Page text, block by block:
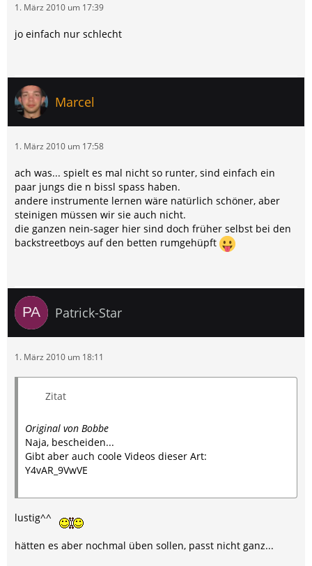
1. März 2010 um 17:39
jo einfach nur schlecht
Marcel
1. März 2010 um 17:58
ach was... spielt es mal nicht so runter, sind einfach ein
paar jungs die n bissl spass haben.
andere instrumente lernen wäre natürlich schöner, aber
steinigen müssen wir sie auch nicht.
die ganzen nein-sager hier sind doch früher selbst bei den
backstreetboys auf den betten rumgehüpft
Patrick-Star
1. März 2010 um 18:11
Zitat
Original von Bobbe
Naja, bescheiden...
Gibt aber auch coole Videos dieser Art:
Y4vAR_9VwVE
lustig^^
hätten es aber nochmal üben sollen, passt nicht ganz...